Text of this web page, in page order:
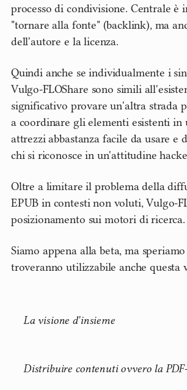
processo di condivisione. Centrale è
"tornare alla fonte" (backlink), ma
dell'autore e la licenza.
Quindi anche se individualmente i
Vulgo-FLOShare sono simili
significativo provare un'altra strada
a coordinare gli elementi esistenti in
attrezzi abbastanza facile da usare e
chi si riconosce in un'attitudine
Oltre a limitare il problema della
EPUB in contesti non voluti, Vulgo-
posizionamento sui motori di ricerca.
Siamo appena alla beta, ma
troveranno utilizzabile anche questa
La visione d'insieme
Distribuire contenuti ovvero la